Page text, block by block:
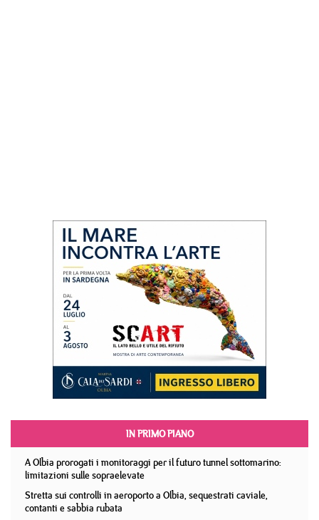
IN PRIMO PIANO
A Olbia prorogati i monitoraggi per il futuro tunnel sottomarino:
limitazioni sulle sopraelevate
Stretta sui controlli in aeroporto a Olbia, sequestrati caviale,
contanti e sabbia rubata